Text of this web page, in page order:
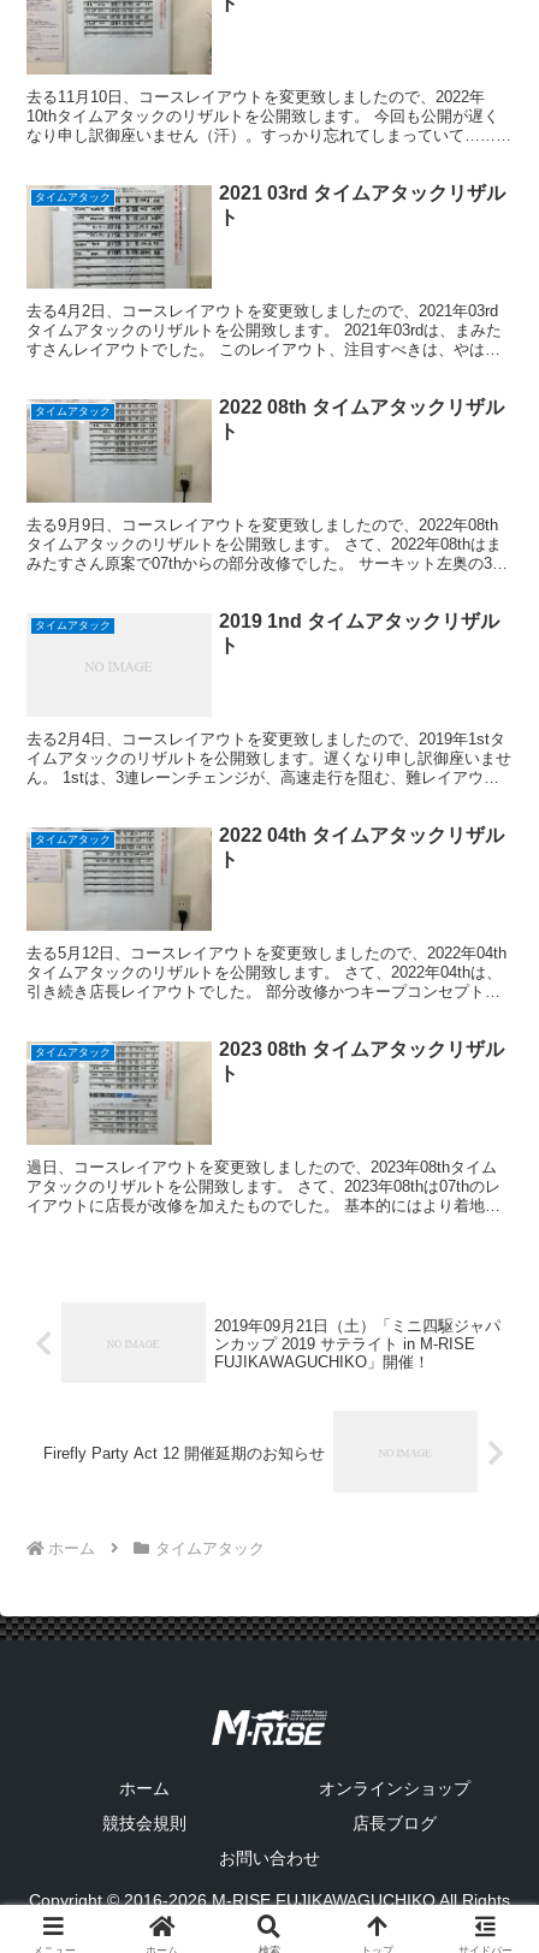
去る11月10日、コースレイアウトを変更致しましたので、2022年
10thタイムアタックのリザルトを公開致します。 今回も公開が遅く
なり申し訳御座いません（汗）。すっかり忘れてしまっていて……。
タイムアタック
2021 03rd タイムアタックリザル
ト
去る4月2日、コースレイアウトを変更致しましたので、2021年03rd
タイムアタックのリザルトを公開致します。 2021年03rdは、まみた
すさんレイアウトでした。 このレイアウト、注目すべきは、やは
タイムアタック
2022 08th タイムアタックリザル
ト
去る9月9日、コースレイアウトを変更致しましたので、2022年08th
タイムアタックのリザルトを公開致します。 さて、2022年08thはま
みたすさん原案で07thからの部分改修でした。 サーキット左奥の3枚
タイムアタック
2019 1nd タイムアタックリザル
ト
去る2月4日、コースレイアウトを変更致しましたので、2019年1stタ
イムアタックのリザルトを公開致します。遅くなり申し訳御座いませ
ん。 1stは、3連レーンチェンジが、高速走行を阻む、難レイアウト
タイムアタック
2022 04th タイムアタックリザル
ト
去る5月12日、コースレイアウトを変更致しましたので、2022年04th
タイムアタックのリザルトを公開致します。 さて、2022年04thは、
引き続き店長レイアウトでした。 部分改修かつキープコンセプト。
タイムアタック
2023 08th タイムアタックリザル
ト
過日、コースレイアウトを変更致しましたので、2023年08thタイム
アタックのリザルトを公開致します。 さて、2023年08thは07thのレ
イアウトに店長が改修を加えたものでした。 基本的にはより着地距
2019年09月21日（土）「ミニ四駆ジャパ
ンカップ 2019 サテライト in M-RISE
FUJIKAWAGUCHIKO」開催！
Firefly Party Act 12 開催延期のお知らせ
ホーム タイムアタック
ホーム
オンラインショップ
競技会規則
店長ブログ
お問い合わせ
Copyright © 2016-2026 M-RISE FUJIKAWAGUCHIKO All Rights
Reserved.
メニュー ホーム 検索 トップ サイドバー